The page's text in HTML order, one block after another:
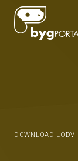
DOWNLOAD